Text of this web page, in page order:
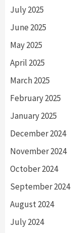
July 2025
June 2025
May 2025
April 2025
March 2025
February 2025
January 2025
December 2024
November 2024
October 2024
September 2024
August 2024
July 2024